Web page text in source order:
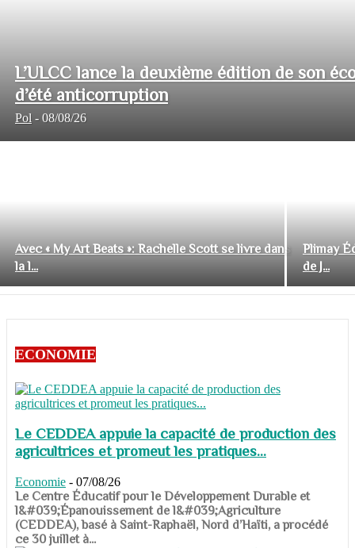
L’ULCC lance la deuxième édition de son
d’été anticorruption
Pol - 08/08/26
Avec « My Art Beats »: Rachelle Scott se livre dans
la l...
Plimay
de J...
ECONOMIE
Le CEDDEA appuie la capacité de production des
agricultrices et promeut les pratiques...
Economie - 07/08/26
​​​​​​​Le Centre Éducatif pour le Développement Durable et
l&#039;Épanouissement de l&#039;Agriculture
(CEDDEA), basé à Saint-Raphaël, Nord d’Haïti, a procédé
ce 30 juillet à...